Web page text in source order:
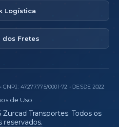
Logística
dos Fretes
47.277.775/0001-72 • DESDE 2022
de Uso
Transportes. Todos os
reservados.